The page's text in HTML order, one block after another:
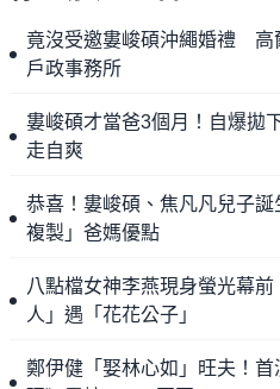
竟沒受邀婁峻碩沖繩婚禮 高
戶政事務所
婁峻碩才當爸3個月！自爆拋
走自爽
恭喜！婁峻碩、焦凡凡兒子
複製」爸媽優點
八點檔女神李燕現身螢光幕
人」遇「花花公子」
鄭伊健「娶林心如」旺夫！首